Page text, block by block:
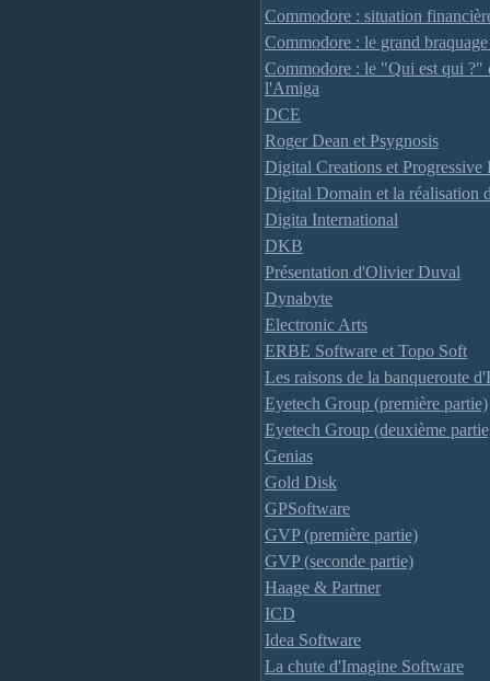
Commodore : situation
Commodore : le grand
Commodore : le "Qui est qui ?"
l'Amiga
DCE
Roger Dean et Psygnosis
Digital Creations et Progressive
Digital Domain et la réalisation
Digita International
DKB
Présentation d'Olivier Duval
Dynabyte
Electronic Arts
ERBE Software et Topo Soft
Les raisons de la banqueroute
Eyetech Group (première partie)
Eyetech Group (deuxième
Genias
Gold Disk
GPSoftware
GVP (première partie)
GVP (seconde partie)
Haage & Partner
ICD
Idea Software
La chute d'Imagine Software